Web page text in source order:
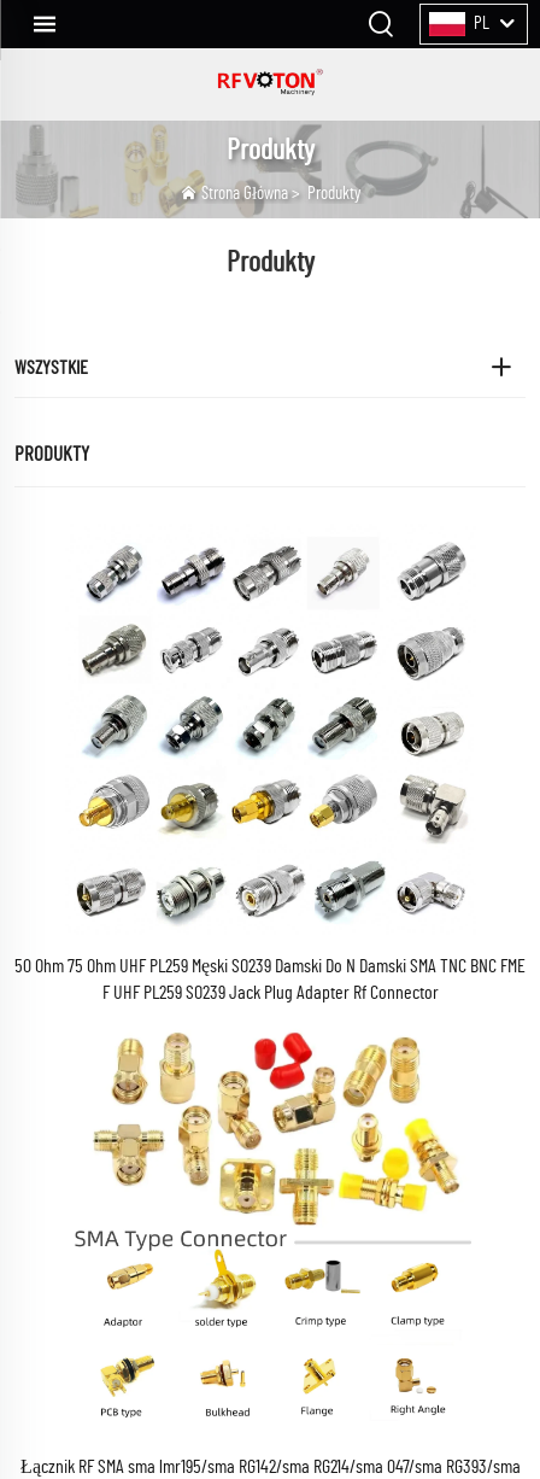
PL
Produkty
Strona Główna> Produkty
Produkty
WSZYSTKIE
PRODUKTY
50 Ohm 75 Ohm UHF PL259 Męski SO239 Damski Do N Damski SMA TNC BNC FME
F UHF PL259 SO239 Jack Plug Adapter Rf Connector
Łącznik RF SMA sma lmr195/sma RG142/sma RG214/sma 047/sma RG393/sma